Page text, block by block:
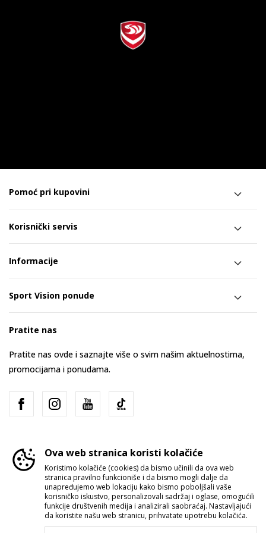
Pomoć pri kupovini
Korisnički servis
Informacije
Sport Vision ponude
Pratite nas
Pratite nas ovde i saznajte više o svim našim aktuelnostima,
promocijama i ponudama.
Srbija Promenite
Ova web stranica koristi kolačiće
Koristimo kolačiće (cookies) da bismo učinili da ova web
stranica pravilno funkcioniše i da bismo mogli dalje da
unapređujemo web lokaciju kako bismo poboljšali vaše
korisničko iskustvo, personalizovali sadržaj i oglase, omogućili
funkcije društvenih medija i analizirali saobraćaj. Nastavljajući
da koristite našu web stranicu, prihvatate upotrebu kolačića.